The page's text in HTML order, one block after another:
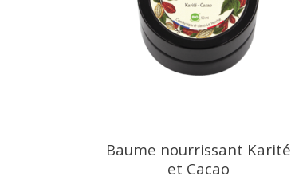
Baume nourrissant Karité
et Cacao